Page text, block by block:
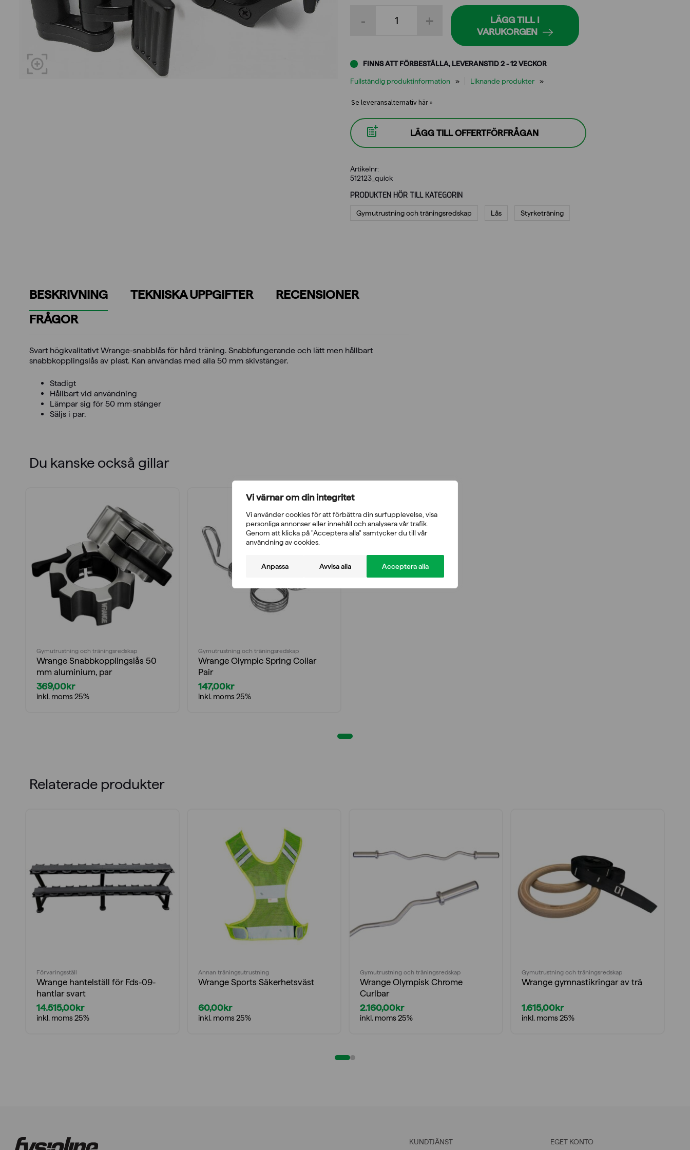
Vi värnar om din integritet
Vi använder cookies för att förbättra din surfupplevelse, visa
personliga annonser eller innehåll och analysera vår trafik.
Genom att klicka på "Acceptera alla" samtycker du till vår
användning av cookies.
Anpassa Avvisa alla Acceptera alla
FINNS ATT FÖRBESTÄLLA, LEVERANSTID 2 - 12 VECKOR
+
Snabbkopplingslås
mängd
-
LÄGG TILL I
VARUKORGEN
Fullständig produktinformation Liknande produkter
Se leveransalternativ här »
LÄGG TILL OFFERTFÖRFRÅGAN
Artikelnr:
512123_quick
PRODUKTEN HÖR TILL KATEGORIN
Gymutrustning och träningsredskap Lås Styrketräning
BESKRIVNING TEKNISKA UPPGIFTER
RECENSIONER
FRÅGOR
Svart högkvalitativt Wrange-snabblås för hård träning. Snabbfungerande och lätt men hållbart
snabbkopplingslås av plast. Kan användas med alla 50 mm skivstänger.
Stadigt
Hållbart vid användning
Lämpar sig för 50 mm stänger
Säljs i par.
Du kanske också gillar
Gymutrustning och träningsredskap
Wrange Snabbkopplingslås 50
mm aluminium, par
369,00kr
inkl. moms 25%
Gymutrustning och träningsredskap
Wrange Olympic Spring Collar
Pair
147,00kr
inkl. moms 25%
Relaterade produkter
Förvaringsställ
Wrange hantelställ för Fds-09-
hantlar svart
14.515,00kr
inkl. moms 25%
Annan träningsutrustning
Wrange Sports Säkerhetsväst
60,00kr
inkl. moms 25%
Gymutrustning och träningsredskap
Wrange Olympisk Chrome
Curlbar
2.160,00kr
inkl. moms 25%
Gymutrustning och träningsredskap
Wrange gymnastikringar av trä
1.615,00kr
inkl. moms 25%
KUNDTJÄNST EGET KONTO